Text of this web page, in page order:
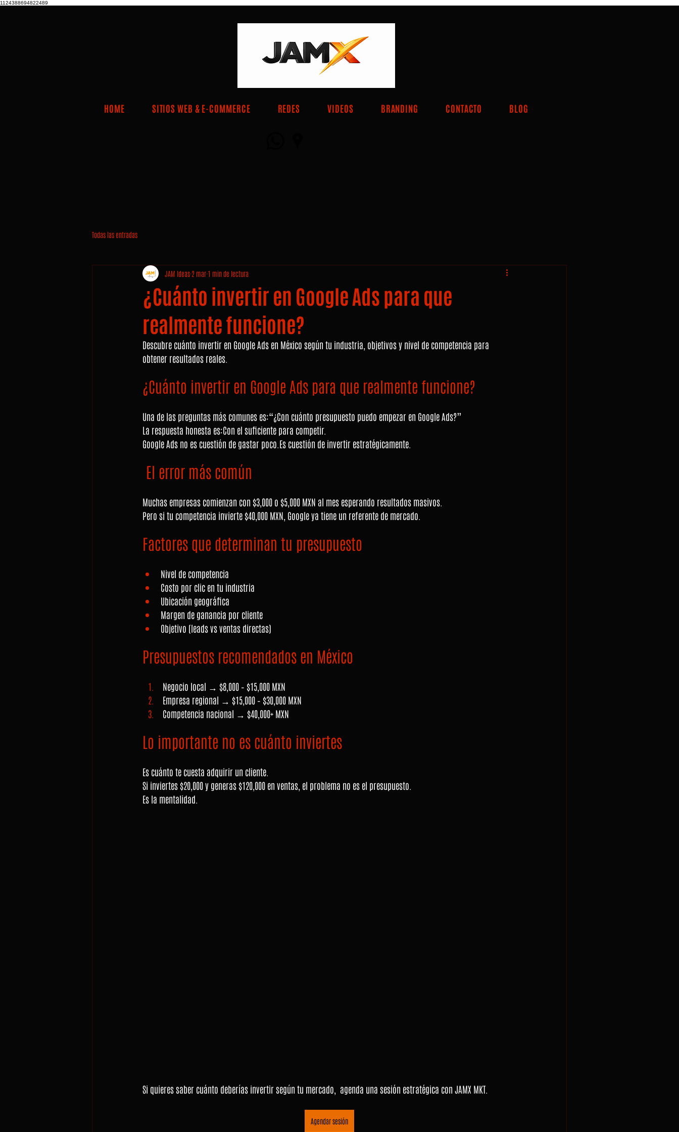
1124388694822489
HOME SITIOS WEB & E-COMMERCE REDES VIDEOS BRANDING CONTACTO BLOG
Todas las entradas
¿Cuánto invertir en Google Ads para que
realmente funcione?
JAM Ideas 2 mar 1 min de lectura
Descubre cuánto invertir en Google Ads en México según tu industria, objetivos y nivel de competencia para
obtener resultados reales.
¿Cuánto invertir en Google Ads para que realmente funcione?
Una de las preguntas más comunes es:“¿Con cuánto presupuesto puedo empezar en Google Ads?”
La respuesta honesta es:Con el suficiente para competir.
Google Ads no es cuestión de gastar poco.Es cuestión de invertir estratégicamente.
El error más común
Muchas empresas comienzan con $3,000 o $5,000 MXN al mes esperando resultados masivos.
Pero si tu competencia invierte $40,000 MXN, Google ya tiene un referente de mercado.
Factores que determinan tu presupuesto
Nivel de competencia
Costo por clic en tu industria
Ubicación geográfica
Margen de ganancia por cliente
Objetivo (leads vs ventas directas)
Presupuestos recomendados en México
Negocio local → $8,000 – $15,000 MXN
Empresa regional → $15,000 – $30,000 MXN
Competencia nacional → $40,000+ MXN
Lo importante no es cuánto inviertes
Es cuánto te cuesta adquirir un cliente.
Si inviertes $20,000 y generas $120,000 en ventas, el problema no es el presupuesto.
Es la mentalidad.
Si quieres saber cuánto deberías invertir según tu mercado,  agenda una sesión estratégica con JAMX MKT.
Agendar sesión